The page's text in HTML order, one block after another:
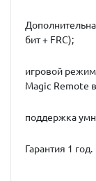
бит + FRC);
игровой режим
Magic Remote
поддержка
Гарантия 1 год.